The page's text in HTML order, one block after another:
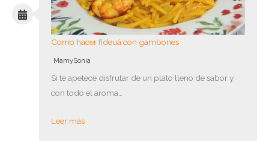
Como hacer fideuá con gambones
MamySonia
Si te apetece disfrutar de un plato lleno de sabor y
con todo el aroma…
Leer más